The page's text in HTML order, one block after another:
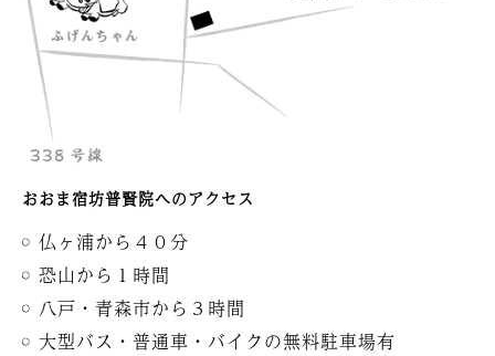
おおま宿坊普賢院へのアクセス
仏ヶ浦から４０分
恐山から１時間
八戸・青森市から３時間
大型バス・普通車・バイクの無料駐車場有